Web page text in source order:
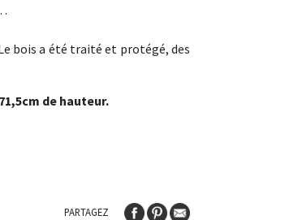
bois a été traité et protégé, des
de hauteur.
PARTAGEZ